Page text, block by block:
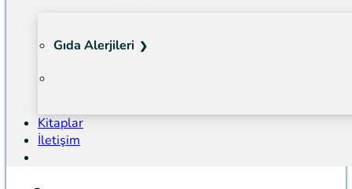
Gıda Alerjileri
Kitaplar
İletişim